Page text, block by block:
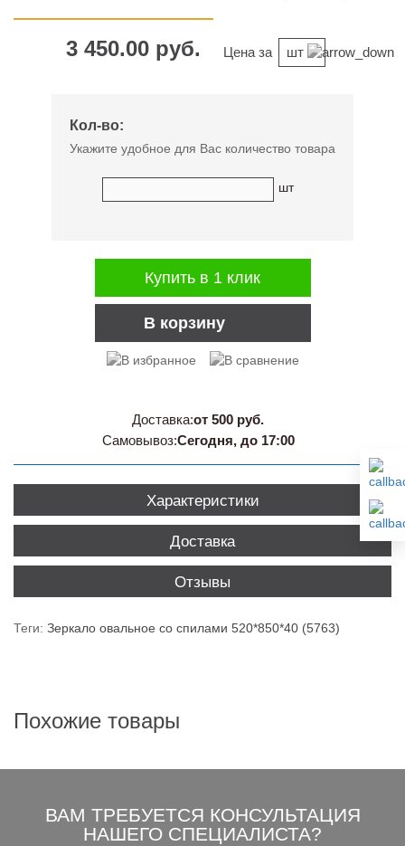
3 450.00 руб. Цена за шт
Кол-во:
Укажите удобное для Вас количество товара
шт
В корзину
Купить в 1 клик
Доставка:от 500 руб.
Самовывоз:Сегодня, до 17:00
Характеристики
Доставка
Отзывы
Теги: Зеркало овальное со спилами 520*850*40 (5763)
Похожие товары
ВАМ ТРЕБУЕТСЯ КОНСУЛЬТАЦИЯ
НАШЕГО СПЕЦИАЛИСТА?